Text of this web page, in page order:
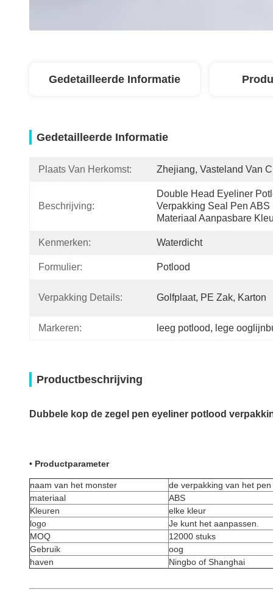
Gedetailleerde Informatie
Gedetailleerde Informatie
Plaats Van Herkomst: Zhejiang, Vasteland Van
Beschrijving:
Double Head Eyeliner
Verpakking Seal Pen ABS
Materiaal Aanpasbare
Kenmerken: Waterdicht
Formulier: Potlood
Verpakking Details: Golfplaat, PE Zak, Karton
Markeren: leeg potlood, lege
Productbeschrijving
Dubbele kop de zegel pen eyeliner potlood
• Productparameter
naam van het monster
de verpakking van het
materiaal
ABS
Kleuren
elke kleur
logo
Je kunt het aanpassen.
MOQ
12000 stuks
Gebruik
oog
haven
Ningbo of Shanghai